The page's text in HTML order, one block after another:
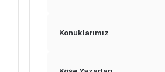
Konuklarımız